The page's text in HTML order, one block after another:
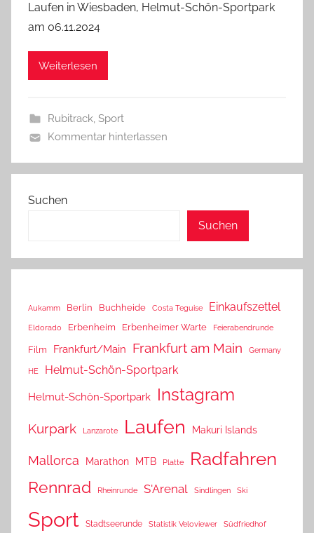
Laufen in Wiesbaden, Helmut-Schön-Sportpark
am 06.11.2024
Weiterlesen
Rubitrack, Sport
Kommentar hinterlassen
Suchen
Suchen
Aukamm Berlin Buchheide Costa Teguise Einkaufszettel
Eldorado Erbenheim Erbenheimer Warte Feierabendrunde
Film Frankfurt/Main Frankfurt am Main Germany
HE Helmut-Schön-Sportpark
Helmut-Schön-Sportpark Instagram
Kurpark Lanzarote Laufen Makuri Islands
Mallorca Marathon MTB Platte Radfahren
Rennrad Rheinrunde S'Arenal Sindlingen Ski
Sport Stadtseerunde Statistik Veloviewer Südfriedhof